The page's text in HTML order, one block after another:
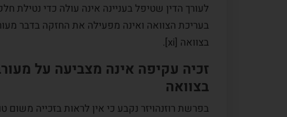
לעורך הדין שטיפל בעניינה אינה עולה כדי נטילת
בעריכת הצוואה ואינה מפעילה את החזקה בדבר
בצוואה [xi].
זכיה עקיפה אינה מצביעה על
בצוואה
בפרשת רוזנהויזר נקבע כי אין לראות בזכייה משום